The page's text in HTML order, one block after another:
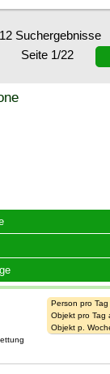
Suchergebnisse
Seite 1/22
Person pro Tag
Objekt pro Tag
Objekt p.